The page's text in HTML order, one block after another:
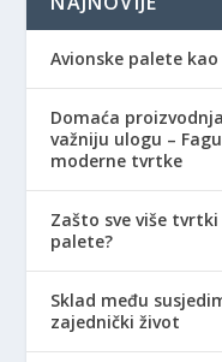
Avionske palete
Domaća
važniju ulogu –
moderne tvrtke
Zašto sve više
palete?
Sklad među
zajednički život